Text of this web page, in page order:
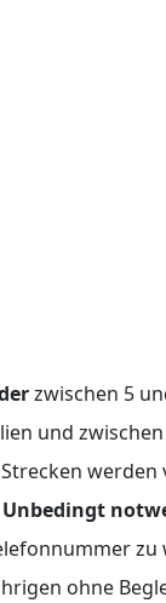
zwischen 5
und zwischen
werden
Unbedingt
zu
ohne